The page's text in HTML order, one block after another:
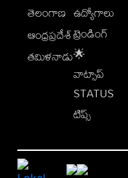
తెలంగాణ
ఆంధ్రప్రదేశ్
తమిళనాడు
ఉద్యోగాలు
ట్రెండింగ్
🌟
వాట్సాప్
STATUS
టిప్స్